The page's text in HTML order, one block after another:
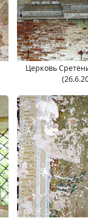
Церковь